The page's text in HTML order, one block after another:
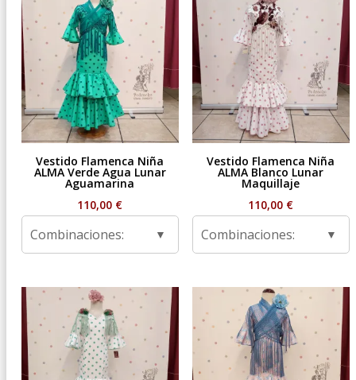
Vestido Flamenca Niña
ALMA Verde Agua Lunar
Aguamarina
110,00 €
Combinaciones:
Vestido Flamenca Niña
ALMA Blanco Lunar
Maquillaje
110,00 €
Combinaciones: